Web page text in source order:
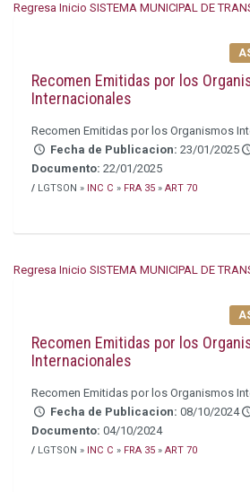
Regresa Inicio SISTEMA MUNICIPAL DE
Recomen Emitidas por los
Internacionales
Recomen Emitidas por los Organismos
Fecha de Publicacion:23/01/2025
Documento: 22/01/2025
/ LGTSON » INC C » FRA 35 » ART 70
Regresa Inicio SISTEMA MUNICIPAL DE
Recomen Emitidas por los
Internacionales
Recomen Emitidas por los Organismos
Fecha de Publicacion:08/10/2024
Documento: 04/10/2024
/ LGTSON » INC C » FRA 35 » ART 70